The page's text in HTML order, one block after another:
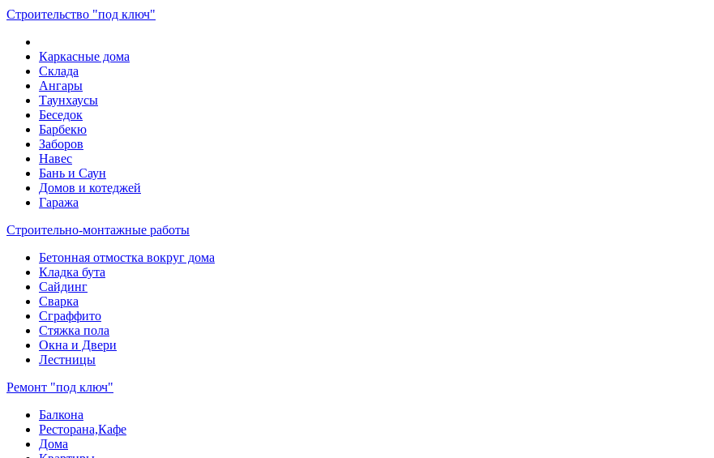
Строительство "под ключ"
Каркасные дома
Склада
Ангары
Таунхаусы
Беседок
Барбекю
Заборов
Навес
Бань и Саун
Домов и котеджей
Гаража
Строительно-монтажные работы
Бетонная отмостка вокруг дома
Кладка бута
Сайдинг
Сварка
Сграффито
Стяжка пола
Окна и Двери
Лестницы
Ремонт "под ключ"
Балкона
Ресторана,Кафе
Дома